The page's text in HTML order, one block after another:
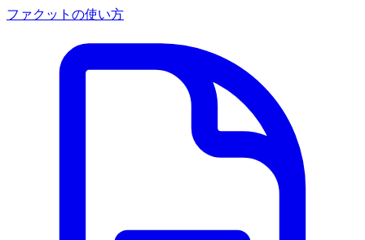
ファクットの使い方